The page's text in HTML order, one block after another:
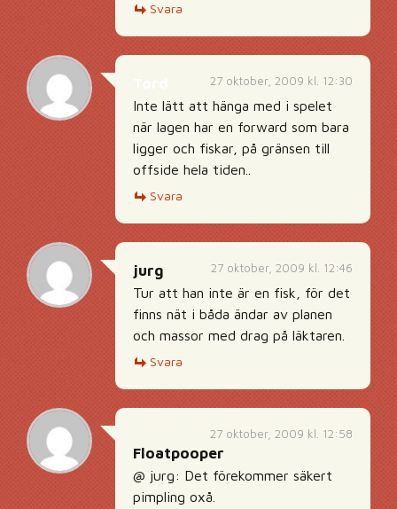
Svara
27 oktober, 2009 kl. 12:30
Inte lätt att hänga med i spelet
när lagen har en forward som bara
ligger och fiskar, på gränsen till
offside hela tiden..
Svara
27 oktober, 2009 kl. 12:46
jurg
Tur att han inte är en fisk, för det
finns nät i båda ändar av planen
och massor med drag på läktaren.
Svara
27 oktober, 2009 kl. 12:58
Floatpooper
@ jurg: Det förekommer säkert
pimpling oxå.